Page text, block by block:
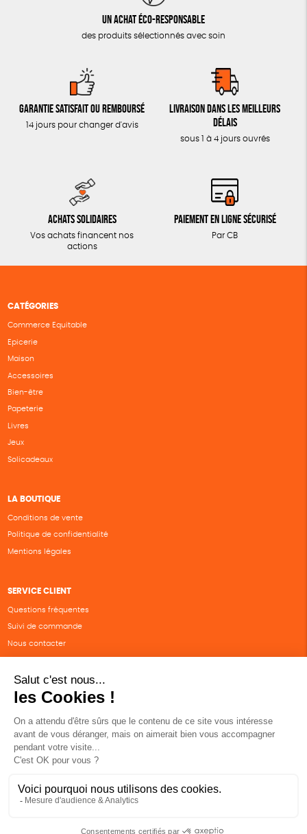
Un achat éco-responsable
des produits sélectionnés avec soin
Garantie satisfait ou remboursé
14 jours pour changer d'avis
Livraison dans les meilleurs
délais
sous 1 à 4 jours ouvrés
Achats solidaires
Vos achats financent nos
actions
Paiement en ligne sécurisé
Par CB
CATÉGORIES
Commerce Equitable
Epicerie
Maison
Accessoires
Bien-être
Papeterie
Livres
Jeux
Solicadeaux
LA BOUTIQUE
Conditions de vente
Politique de confidentialité
Mentions légales
SERVICE CLIENT
Questions fréquentes
Suivi de commande
Nous contacter
SUIVEZ-NOUS
Une boutique élaborée avec par RGOODS